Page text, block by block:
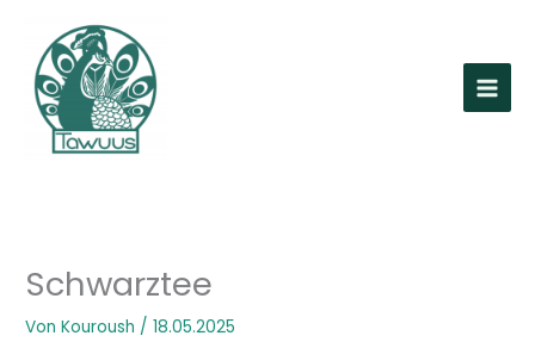
springen
Schwarztee
VonKouroush /18.05.2025